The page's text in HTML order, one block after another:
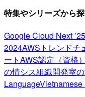
特集やシリーズから
Google Cloud Next ’25
2024AWSトレンドチ
ートAWS認定（資格）
の情シス組織開発室
LanguageVietnamese